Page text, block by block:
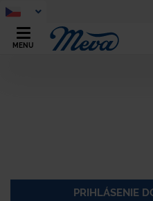
MENU
PRIHLÁSENIE